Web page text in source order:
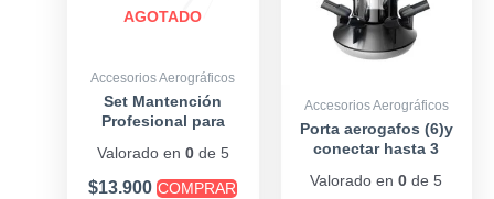
AGOTADO
Accesorios Aerográficos
Set Mantención
Profesional para
Valorado en 0de 5
$13.900 COMPRAR
Accesorios Aerográficos
Porta aerogafos (6)y
conectar hasta 3
Valorado en0 de 5